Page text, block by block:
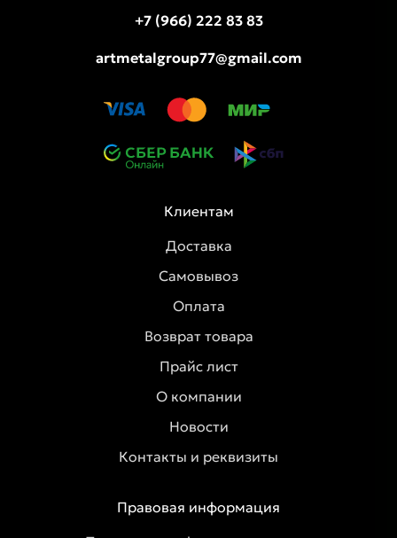
+7 (966) 222 83 83
artmetalgroup77@gmail.com
Клиентам
Доставка
Самовывоз
Оплата
Возврат товара
Прайс лист
О компании
Новости
Контакты и реквизиты
Правовая информация